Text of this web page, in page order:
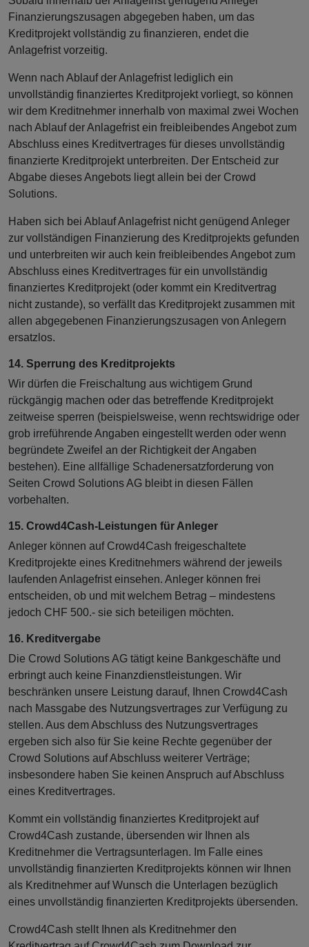
Finanzierungszusagen abgegeben haben, um das
Kreditprojekt vollständig zu finanzieren, endet die
Anlagefrist vorzeitig.
Wenn nach Ablauf der Anlagefrist lediglich ein
unvollständig finanziertes Kreditprojekt vorliegt, so können
wir dem Kreditnehmer innerhalb von maximal zwei Wochen
nach Ablauf der Anlagefrist ein freibleibendes Angebot zum
Abschluss eines Kreditvertrages für dieses unvollständig
finanzierte Kreditprojekt unterbreiten. Der Entscheid zur
Abgabe dieses Angebots liegt allein bei der Crowd
Solutions.
Haben sich bei Ablauf Anlagefrist nicht genügend Anleger
zur vollständigen Finanzierung des Kreditprojekts gefunden
und unterbreiten wir auch kein freibleibendes Angebot zum
Abschluss eines Kreditvertrages für ein unvollständig
finanziertes Kreditprojekt (oder kommt ein Kreditvertrag
nicht zustande), so verfällt das Kreditprojekt zusammen mit
allen abgegebenen Finanzierungszusagen von Anlegern
ersatzlos.
14. Sperrung des Kreditprojekts
Wir dürfen die Freischaltung aus wichtigem Grund
rückgängig machen oder das betreffende Kreditprojekt
zeitweise sperren (beispielsweise, wenn rechtswidrige oder
grob irreführende Angaben eingestellt werden oder wenn
begründete Zweifel an der Richtigkeit der Angaben
bestehen). Eine allfällige Schadenersatzforderung von
Seiten Crowd Solutions AG bleibt in diesen Fällen
vorbehalten.
15. Crowd4Cash-Leistungen für Anleger
Anleger können auf Crowd4Cash freigeschaltete
Kreditprojekte eines Kreditnehmers während der jeweils
laufenden Anlagefrist einsehen. Anleger können frei
entscheiden, ob und mit welchem Betrag – mindestens
jedoch CHF 500.- sie sich beteiligen möchten.
16. Kreditvergabe
Die Crowd Solutions AG tätigt keine Bankgeschäfte und
erbringt auch keine Finanzdienstleistungen. Wir
beschränken unsere Leistung darauf, Ihnen Crowd4Cash
nach Massgabe des Nutzungsvertrages zur Verfügung zu
stellen. Aus dem Abschluss des Nutzungsvertrages
ergeben sich also für Sie keine Rechte gegenüber der
Crowd Solutions auf Abschluss weiterer Verträge;
insbesondere haben Sie keinen Anspruch auf Abschluss
eines Kreditvertrages.
Kommt ein vollständig finanziertes Kreditprojekt auf
Crowd4Cash zustande, übersenden wir Ihnen als
Kreditnehmer die Vertragsunterlagen. Im Falle eines
unvollständig finanzierten Kreditprojekts können wir Ihnen
als Kreditnehmer auf Wunsch die Unterlagen bezüglich
eines unvollständig finanzierten Kreditprojekts übersenden.
Crowd4Cash stellt Ihnen als Kreditnehmer den